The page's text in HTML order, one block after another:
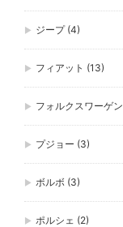
ジープ(4)
フィアット (13)
フォルクスワーゲン
プジョー (3)
ボルボ (3)
ポルシェ (2)